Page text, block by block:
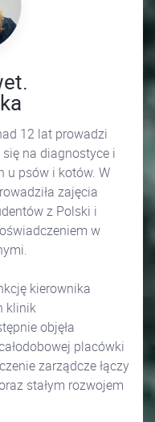
12 lat prowadzi
na diagnostyce i
u psów i kotów. W
zajęcia
z Polski i
w
kierownika
klinik
objęła
placówki
zarządcze łączy
stałym rozwojem